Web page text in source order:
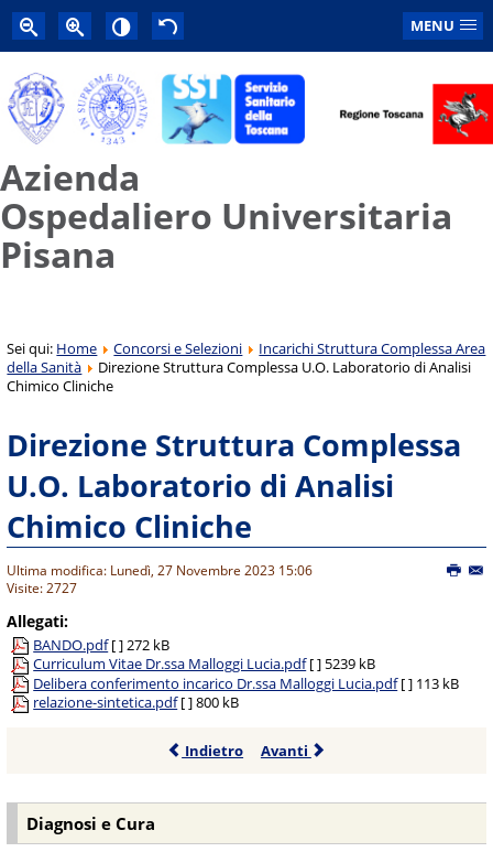
MENU
Azienda
Ospedaliero Universitaria
Pisana
Sei qui: Home Concorsi e Selezioni
Incarichi Struttura Complessa Area
della Sanità
Direzione Struttura Complessa U.O. Laboratorio di Analisi
Chimico Cliniche
Direzione Struttura Complessa
U.O. Laboratorio di Analisi
Chimico Cliniche
Ultima modifica: Lunedì, 27 Novembre 2023 15:06
Visite: 2727
Allegati:
BANDO.pdf [ ]272 kB
Curriculum Vitae Dr.ssa Malloggi Lucia.pdf [ ] 5239 kB
Delibera conferimento incarico Dr.ssa Malloggi Lucia.pdf [ ] 113 kB
relazione-sintetica.pdf [ ]800 kB
Indietro Avanti
Diagnosi e Cura